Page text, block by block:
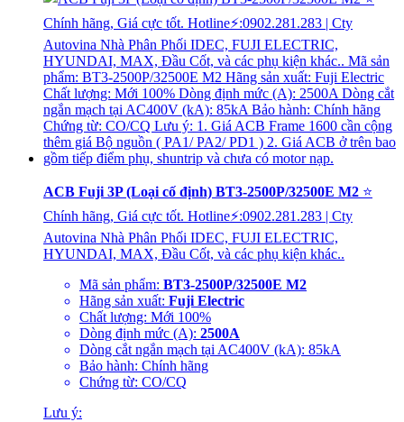
ACB Fuji 3P (Loại cố định) BT3-2500P/32500E M2 ⭐
Chính hãng, Giá cực tốt. Hotline⚡:0902.281.283 | Cty
Autovina Nhà Phân Phối IDEC, FUJI ELECTRIC,
HYUNDAI, MAX, Đầu Cốt, và các phụ kiện khác..
Mã sản phẩm: BT3-2500P/32500E M2
Hãng sản xuất: Fuji Electric
Chất lượng: Mới 100%
Dòng định mức (A): 2500A
Dòng cắt ngắn mạch tại AC400V (kA): 85kA
Bảo hành: Chính hãng
Chứng từ: CO/CQ
Lưu ý: